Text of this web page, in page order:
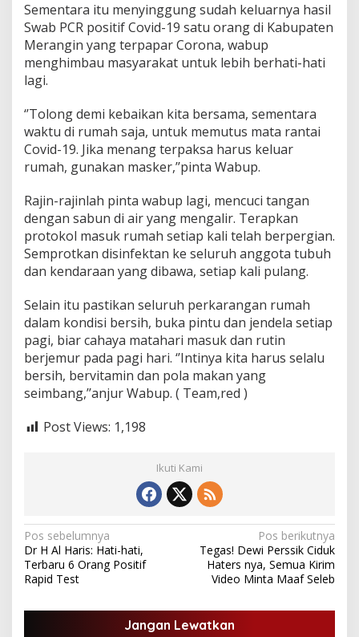
Sementara itu menyinggung sudah keluarnya hasil
Swab PCR positif Covid-19 satu orang di Kabupaten
Merangin yang terpapar Corona, wabup
menghimbau masyarakat untuk lebih berhati-hati
lagi.
‘’Tolong demi kebaikan kita bersama, sementara
waktu di rumah saja, untuk memutus mata rantai
Covid-19. Jika menang terpaksa harus keluar
rumah, gunakan masker,’’pinta Wabup.
Rajin-rajinlah pinta wabup lagi, mencuci tangan
dengan sabun di air yang mengalir. Terapkan
protokol masuk rumah setiap kali telah berpergian.
Semprotkan disinfektan ke seluruh anggota tubuh
dan kendaraan yang dibawa, setiap kali pulang.
Selain itu pastikan seluruh perkarangan rumah
dalam kondisi bersih, buka pintu dan jendela setiap
pagi, biar cahaya matahari masuk dan rutin
berjemur pada pagi hari. ‘’Intinya kita harus selalu
bersih, bervitamin dan pola makan yang
seimbang,’’anjur Wabup. ( Team,red )
Post Views: 1,198
Ikuti Kami
N
a
v
i
Pos sebelumnya
Dr H Al Haris: Hati-hati,
Terbaru 6 Orang Positif
Rapid Test
Pos berikutnya
Tegas! Dewi Perssik Ciduk
Haters nya, Semua Kirim
Video Minta Maaf Seleb
Jangan Lewatkan